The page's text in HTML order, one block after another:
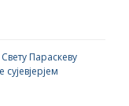
Параскеву